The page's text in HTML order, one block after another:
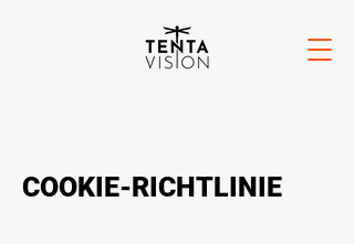
COOKIE-RICHTLINIE